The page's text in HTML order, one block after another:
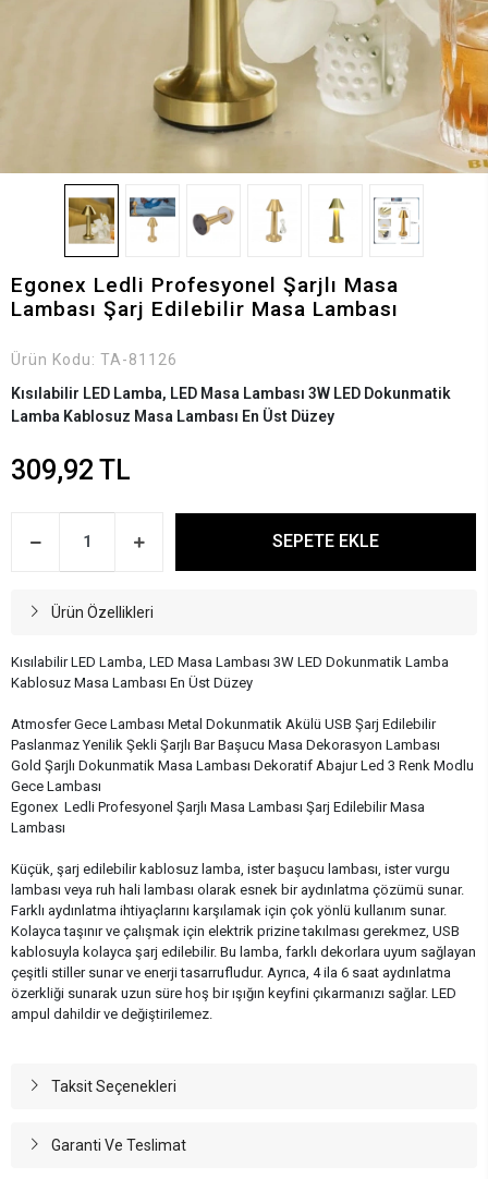
Egonex Ledli Profesyonel Şarjlı Masa
Lambası Şarj Edilebilir Masa Lambası
Ürün Kodu: TA-81126
Kısılabilir LED Lamba, LED Masa Lambası 3W LED Dokunmatik
Lamba Kablosuz Masa Lambası En Üst Düzey
309,92 TL
SEPETE EKLE
Ürün Özellikleri
Kısılabilir LED Lamba, LED Masa Lambası 3W LED Dokunmatik Lamba
Kablosuz Masa Lambası En Üst Düzey
Atmosfer Gece Lambası Metal Dokunmatik Akülü USB Şarj Edilebilir
Paslanmaz Yenilik Şekli Şarjlı Bar Başucu Masa Dekorasyon Lambası
Gold Şarjlı Dokunmatik Masa Lambası Dekoratif Abajur Led 3 Renk Modlu
Gece Lambası
Egonex Ledli Profesyonel Şarjlı Masa Lambası Şarj Edilebilir Masa
Lambası
Küçük, şarj edilebilir kablosuz lamba, ister başucu lambası, ister vurgu
lambası veya ruh hali lambası olarak esnek bir aydınlatma çözümü sunar.
Farklı aydınlatma ihtiyaçlarını karşılamak için çok yönlü kullanım sunar.
Kolayca taşınır ve çalışmak için elektrik prizine takılması gerekmez, USB
kablosuyla kolayca şarj edilebilir. Bu lamba, farklı dekorlara uyum sağlayan
çeşitli stiller sunar ve enerji tasarrufludur. Ayrıca, 4 ila 6 saat aydınlatma
özerkliği sunarak uzun süre hoş bir ışığın keyfini çıkarmanızı sağlar. LED
ampul dahildir ve değiştirilemez.
Taksit Seçenekleri
Garanti Ve Teslimat